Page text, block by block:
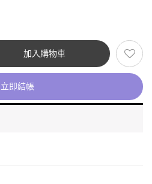
加入購物車
立即結帳